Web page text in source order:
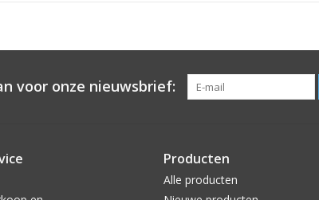
voor onze nieuwsbrief:
Producten
Alle producten